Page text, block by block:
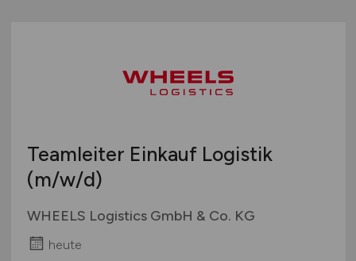
Teamleiter Einkauf Logistik
(m/w/d)
WHEELS Logistics GmbH & Co. KG
heute